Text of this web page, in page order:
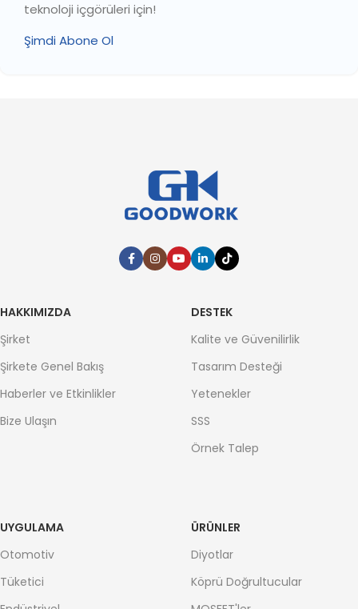
teknoloji içgörüleri için!
Şimdi Abone Ol
HAKKIMIZDA
Şirket
Şirkete Genel Bakış
Haberler ve Etkinlikler
Bize Ulaşın
DESTEK
Kalite ve Güvenilirlik
Tasarım Desteği
Yetenekler
SSS
Örnek Talep
UYGULAMA
Otomotiv
Tüketici
ÜRÜNLER
Diyotlar
Köprü Doğrultucular